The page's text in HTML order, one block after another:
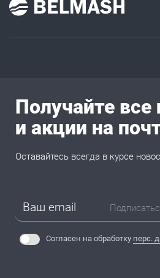
Получайте все
и акции на
Оставайтесь всегда в курсе
Согласен на обработку перс.